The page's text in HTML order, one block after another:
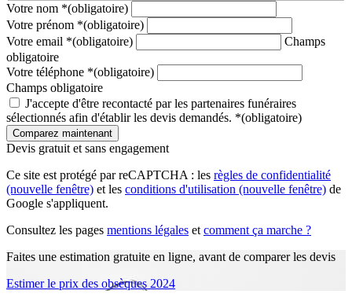
Votre nom *(obligatoire)
Votre prénom *(obligatoire)
Votre email *(obligatoire)
Champs
obligatoire
Votre téléphone *(obligatoire)
Champs obligatoire
J'accepte d'être recontacté par les partenaires funéraires
sélectionnés afin d'établir les devis demandés. *(obligatoire)
Devis gratuit et sans engagement
Ce site est protégé par reCAPTCHA : les règles de confidentialité
(nouvelle fenêtre) et les conditions d'utilisation (nouvelle fenêtre) de
Google s'appliquent.
Consultez les pages mentions légales et comment ça marche ?
Faites une estimation gratuite en ligne, avant de comparer les devis
Estimer le prix des obsèques 2024